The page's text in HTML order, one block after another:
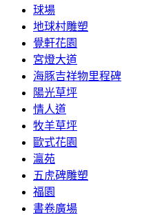
球場
地球村雕塑
覺軒花園
宮燈大道
海豚吉祥物里程碑
陽光草坪
情人道
牧羊草坪
歐式花園
瀛苑
五虎碑雕塑
福園
書卷廣場